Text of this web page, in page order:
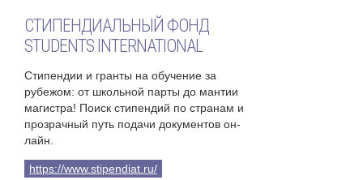
СТИПЕНДИАЛЬНЫЙ ФОНД
STUDENTS INTERNATIONAL
Стипендии и гранты на обучение за
рубежом: от школьной парты до мантии
магистра! Поиск стипендий по странам и
прозрачный путь подачи документов он-
лайн.
https://www.stipendiat.ru/